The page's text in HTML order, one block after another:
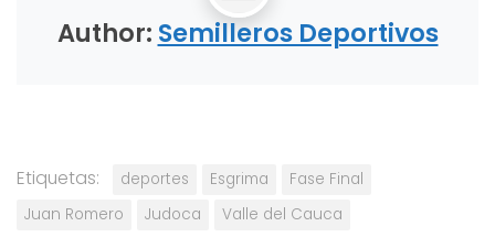
Author: Semilleros Deportivos
Etiquetas: deportes Esgrima
Fase Final
Juan Romero
Judoca Valle del Cauca